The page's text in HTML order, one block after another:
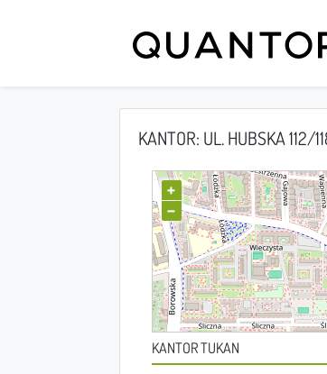
KANTOR: UL. HUBSKA 112/
+
−
KANTOR TUKAN